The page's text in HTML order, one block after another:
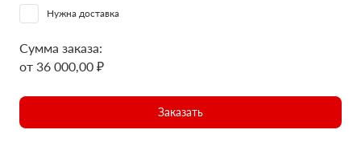
Нужна доставка
Сумма заказа:
от 36 000,00 ₽
Заказать